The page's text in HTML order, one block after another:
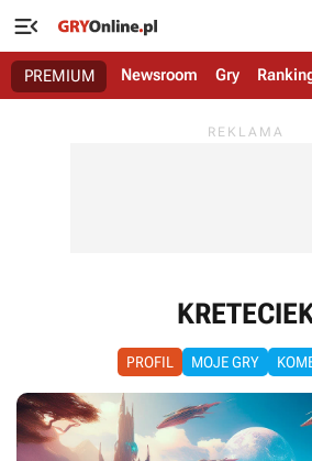

PREMIUM Newsroom Gry
PROFIL MOJE GRY